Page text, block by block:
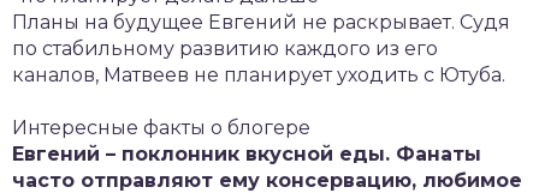
Планы на будущее Евгений не раскрывает. Судя
по стабильному развитию каждого из его
каналов, Матвеев не планирует уходить с Ютуба.
Интересные факты о блогере
Евгений – поклонник вкусной еды. Фанаты
часто отправляют ему консервацию, любимое